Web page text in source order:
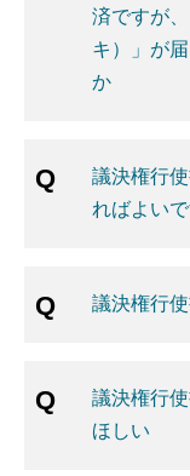
済ですが
キ）」が
か
議決権行
ればよい
議決権行
議決権行
ほしい